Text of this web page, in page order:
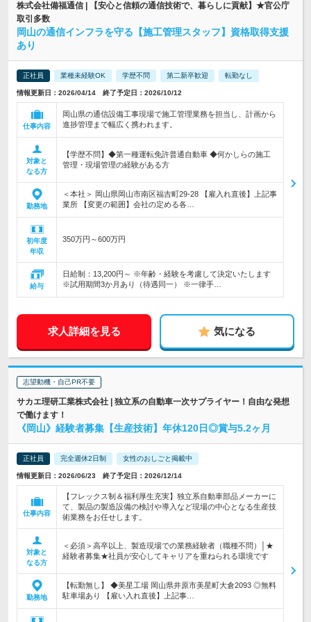
株式会社備福通信 | 【安心と信頼の通信技術で、暮らしに貢献】★官公庁
取引多数
岡山の通信インフラを守る【施工管理スタッフ】資格取得支援
あり
正社員 業種未経験OK 学歴不問 第二新卒歓迎 転勤なし
情報更新日：2026/04/14 終了予定日：2026/10/12
仕事内容
岡山県の通信設備工事現場で施工管理業務を担当し、計画から
進捗管理まで幅広く携われます。
対象と
なる方
【学歴不問】◆第一種運転免許普通自動車 ◆何かしらの施工
管理・現場管理の経験がある方
勤務地
＜本社＞ 岡山県岡山市南区福吉町29-28 【雇入れ直後】上記事
業所 【変更の範囲】会社の定める各…
初年度
年収
350万円～600万円
給与
日給制：13,200円～ ※年齢・経験を考慮して決定いたします
※試用期間3か月あり（待遇同一） ※一律手…
求人詳細を見る 気になる
志望動機・自己PR不要
サカエ理研工業株式会社 | 独立系の自動車一次サプライヤー！自由な発想
で働けます！
《岡山》経験者募集【生産技術】年休120日◎賞与5.2ヶ月
正社員 完全週休2日制 女性のおしごと掲載中
情報更新日：2026/06/23 終了予定日：2026/12/14
仕事内容
【フレックス制＆福利厚生充実】独立系自動車部品メーカーに
て、製品の製造設備の検討や導入など現場の中心となる生産技
術業務をお任せします。
対象と
なる方
＜必須＞高卒以上、製造現場での業務経験者（職種不問）│★
経験者募集★社員が安心してキャリアを重ねられる環境です
勤務地
【転勤無し】 ◆美星工場 岡山県井原市美星町大倉2093 ◎無料
駐車場あり 【雇い入れ直後】上記事…